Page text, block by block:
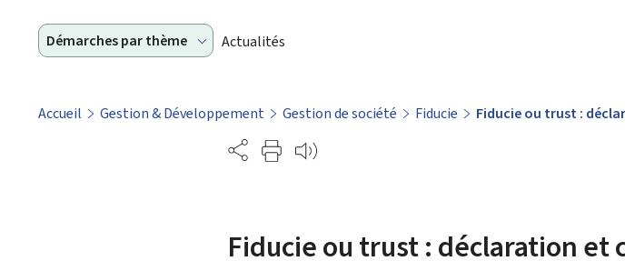
Démarches par thème Actualités
Accueil Gestion & Développement Gestion de société Fiducie
Fiducie ou trust :
Partage
Fiducie ou trust : déclaration et